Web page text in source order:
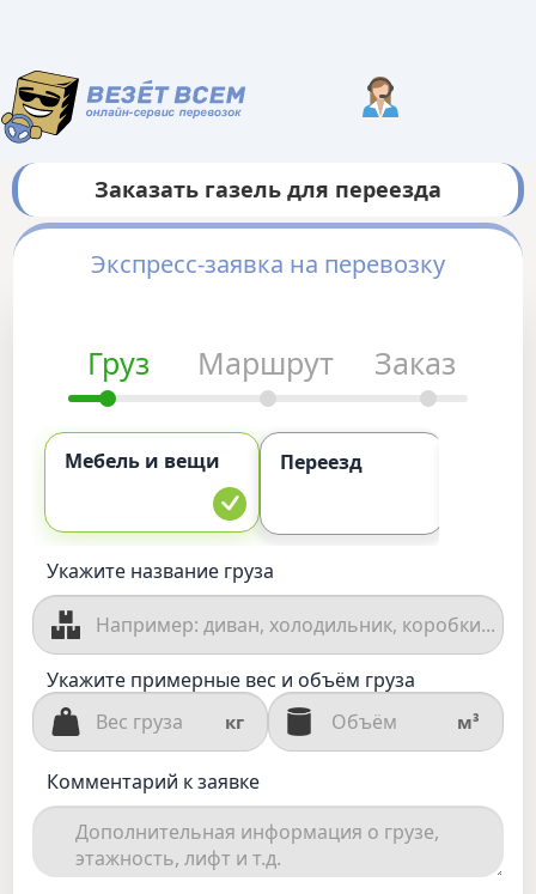
Заказать газель для переезда
Экспресс-заявка на перевозку
Груз Маршрут Заказ
Мебель и вещи Переезд
Укажите название груза
Укажите примерные вес и объём груза
кг м³
Комментарий к заявке